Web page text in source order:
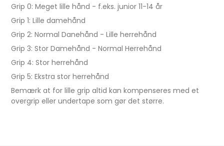
Grip 0: Meget lille hånd - f.eks. junior 11-14 år
Grip 1: Lille damehånd
Grip 2: Normal Danehånd - Lille herrehånd
Grip 3: Stor Damehånd - Normal Herrehånd
Grip 4: Stor herrehånd
Grip 5: Ekstra stor herrehånd
Bemærk at for lille grip altid kan kompenseres med et
overgrip eller undertape som gør det større.